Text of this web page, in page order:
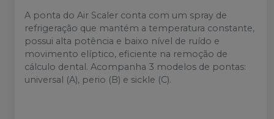
A ponta do Air Scaler conta com um spray de
refrigeração que mantém a temperatura constante,
possui alta potência e baixo nível de ruído e
movimento elíptico, eficiente na remoção de
cálculo dental. Acompanha 3 modelos de pontas:
universal (A), perio (B) e sickle (C).